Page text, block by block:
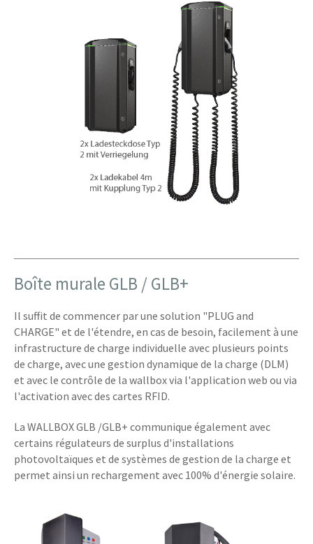
Boîte murale GLB / GLB+
Il suffit de commencer par une solution "PLUG and
CHARGE" et de l'étendre, en cas de besoin, facilement à une
infrastructure de charge individuelle avec plusieurs points
de charge, avec une gestion dynamique de la charge (DLM)
et avec le contrôle de la wallbox via l'application web ou via
l'activation avec des cartes RFID.
La WALLBOX GLB /GLB+ communique également avec
certains régulateurs de surplus d'installations
photovoltaïques et de systèmes de gestion de la charge et
permet ainsi un rechargement avec 100% d'énergie solaire.